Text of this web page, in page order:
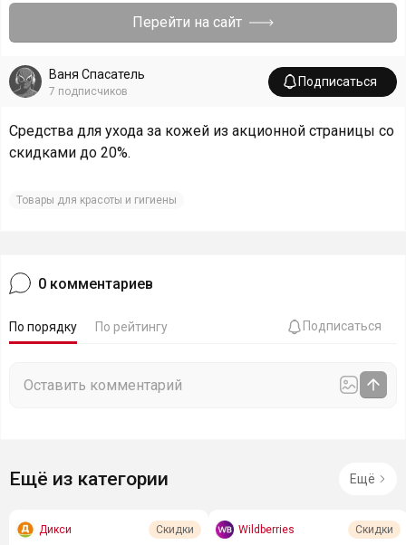
Перейти на сайт
Ваня Спасатель
7 подписчиков
Подписаться
Средства для ухода за кожей из акционной страницы со
скидками до 20%.
Товары для красоты и гигиены
0 комментариев
По порядку По рейтингу Подписаться
Ещё из категории Ещё
Дикси Скидки Wildberries Скидки